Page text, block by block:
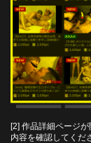
[2] 作品詳細ページ
内容を確認してくだ